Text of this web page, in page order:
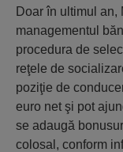
Doar în ultimul
managementul
procedura de
reţele de
poziţie de
euro net şi pot
se adaugă
colosal, conform